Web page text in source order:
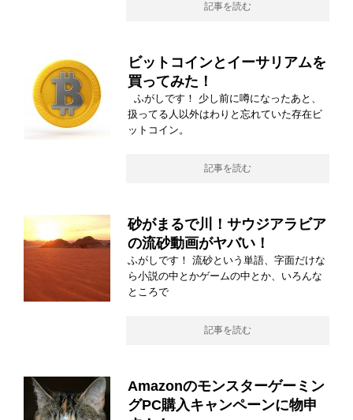
記事を読む
ビットコインとイーサリアムを
買ってみた！
ふがしです！ 少し前に噂になったあと、
扱ってる人以外はわりと忘れていた存在ビ
ットコイン。
記事を読む
砂がまるで川！サウジアラビア
の流砂動画がヤバい！
ふがしです！ 流砂という単語、字面だけな
ら小説の中とかゲームの中とか、いろんな
ところで
記事を読む
Amazonのモンスターゲーミン
グPC購入キャンペーンに物申